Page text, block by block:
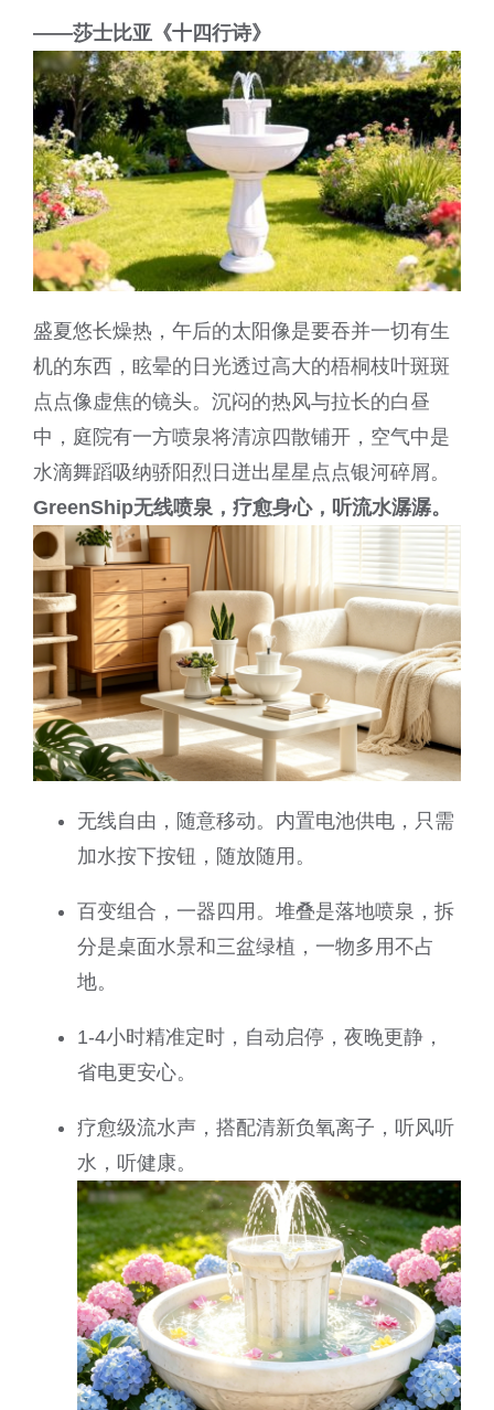
其它
——莎士比亚《十四行诗》
盛夏悠长燥热，午后的太阳像是要吞并一切有生
机的东西，眩晕的日光透过高大的梧桐枝叶斑斑
点点像虚焦的镜头。沉闷的热风与拉长的白昼
中，庭院有一方喷泉将清凉四散铺开，空气中是
水滴舞蹈吸纳骄阳烈日迸出星星点点银河碎屑。
GreenShip无线喷泉，疗愈身心，听流水潺潺。
无线自由，随意移动。内置电池供电，只需
加水按下按钮，随放随用。
百变组合，一器四用。堆叠是落地喷泉，拆
分是桌面水景和三盆绿植，一物多用不占
地。
1-4小时精准定时，自动启停，夜晚更静，
省电更安心。
疗愈级流水声，搭配清新负氧离子，听风听
水，听健康。